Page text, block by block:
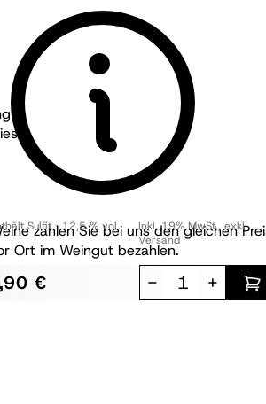
Philipp Kuhn - Pfalz
2023
"Im großen Garten"
trocken
zahlen Sie bei uns den gleichen
Ort im Weingut bezahlen.
Sulfit 12,5 % vol
€
Inkl. 19% MwSt.,exkl.
Versand
- +